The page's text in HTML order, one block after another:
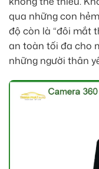
qua những con
độ còn là “đôi mắt
an toàn tối đa cho
những người thân